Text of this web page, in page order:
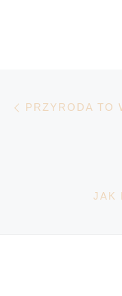
PRZYRODA TO
JAK